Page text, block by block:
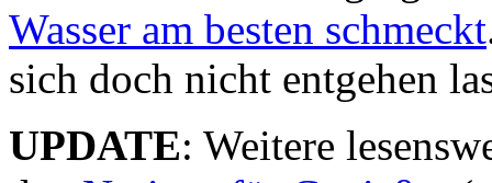
Wasser am besten schmeckt
sich doch nicht entgehen
UPDATE: Weitere